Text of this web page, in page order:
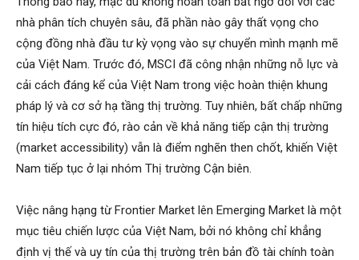
nhà phân tích chuyên sâu, đã phần nào gây thất vọng cho
cộng đồng nhà đầu tư kỳ vọng vào sự chuyển mình mạnh mẽ
của Việt Nam. Trước đó, MSCI đã công nhận những nỗ lực và
cải cách đáng kể của Việt Nam trong việc hoàn thiện khung
pháp lý và cơ sở hạ tầng thị trường. Tuy nhiên, bất chấp những
tín hiệu tích cực đó, rào cản về khả năng tiếp cận thị trường
(market accessibility) vẫn là điểm nghẽn then chốt, khiến Việt
Nam tiếp tục ở lại nhóm Thị trường Cận biên.
Việc nâng hạng từ Frontier Market lên Emerging Market là một
mục tiêu chiến lược của Việt Nam, bởi nó không chỉ khẳng
định vị thế và uy tín của thị trường trên bản đồ tài chính toàn